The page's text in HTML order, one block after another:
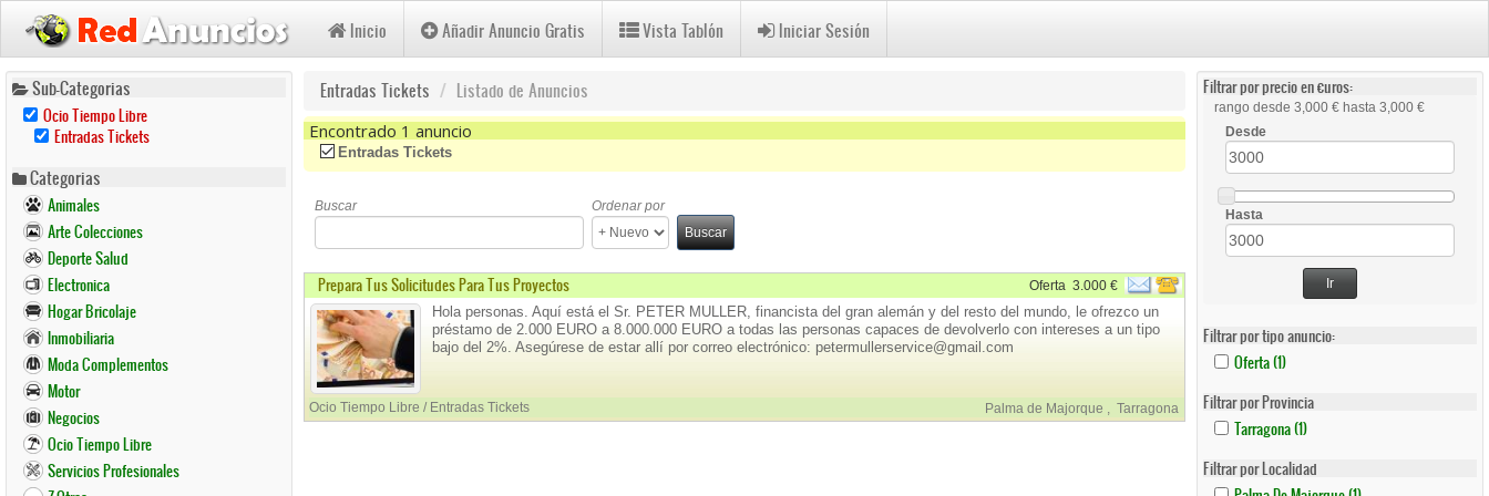
Pasar
contenido
principal
Inicio Añadir Anuncio Gratis Vista Tablón Iniciar Sesión
Sub-Categorias
Remove
Ocio
Tiempo
Filter
Ocio Tiempo Libre
Remove
Entradas
Tickets
Filter
Entradas Tickets
Categorias
Animales
Arte Colecciones
Deporte Salud
Electronica
Hogar Bricolaje
Inmobiliaria
Moda Complementos
Motor
Negocios
Ocio Tiempo Libre
Servicios Profesionales
Entradas Tickets Listado de Anuncios
Encontrado 1 anuncio
(-) Remove Entradas Tickets Filter
Entradas Tickets
Buscar
Ordenar por
Buscar
Prepara Tus Solicitudes Para Tus Proyectos Oferta 3.000 €
Hola personas. Aquí está el Sr. PETER MULLER, financista del gran alemán y del resto del mundo, le ofrezco un
préstamo de 2.000 EURO a 8.000.000 EURO a todas las personas capaces de devolverlo con intereses a un tipo
bajo del 2%. Asegúrese de estar allí por correo electrónico: petermullerservice@gmail.com
Ocio Tiempo Libre / Entradas Tickets Palma de Majorque , Tarragona
Filtrar por precio en €uros:
rango desde 3,000 € hasta 3,000 €
Desde
Hasta
Ir
Filtrar por tipo anuncio:
Apply
Oferta
Filter
Oferta (1)
Filtrar por Provincia
Apply
Tarragona
Filter
Tarragona (1)
Filtrar por Localidad
Apply